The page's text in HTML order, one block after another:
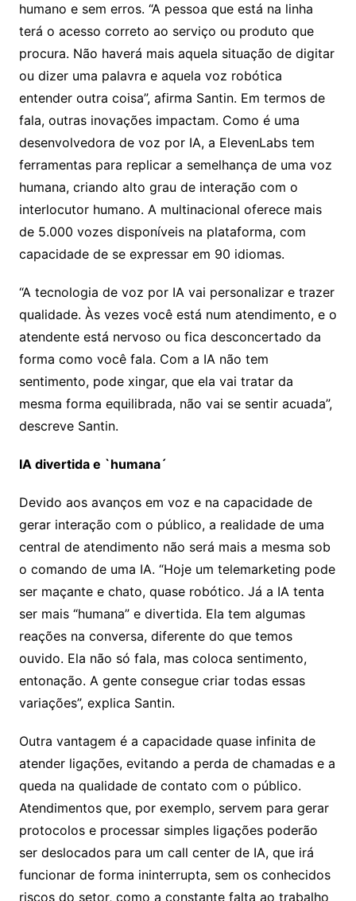
humano e sem erros. “A pessoa que está na linha
terá o acesso correto ao serviço ou produto que
procura. Não haverá mais aquela situação de digitar
ou dizer uma palavra e aquela voz robótica
entender outra coisa”, afirma Santin. Em termos de
fala, outras inovações impactam. Como é uma
desenvolvedora de voz por IA, a ElevenLabs tem
ferramentas para replicar a semelhança de uma voz
humana, criando alto grau de interação com o
interlocutor humano. A multinacional oferece mais
de 5.000 vozes disponíveis na plataforma, com
capacidade de se expressar em 90 idiomas.
“A tecnologia de voz por IA vai personalizar e trazer
qualidade. Às vezes você está num atendimento, e o
atendente está nervoso ou fica desconcertado da
forma como você fala. Com a IA não tem
sentimento, pode xingar, que ela vai tratar da
mesma forma equilibrada, não vai se sentir acuada”,
descreve Santin.
IA divertida e `humana´
Devido aos avanços em voz e na capacidade de
gerar interação com o público, a realidade de uma
central de atendimento não será mais a mesma sob
o comando de uma IA. “Hoje um telemarketing pode
ser maçante e chato, quase robótico. Já a IA tenta
ser mais “humana” e divertida. Ela tem algumas
reações na conversa, diferente do que temos
ouvido. Ela não só fala, mas coloca sentimento,
entonação. A gente consegue criar todas essas
variações”, explica Santin.
Outra vantagem é a capacidade quase infinita de
atender ligações, evitando a perda de chamadas e a
queda na qualidade de contato com o público.
Atendimentos que, por exemplo, servem para gerar
protocolos e processar simples ligações poderão
ser deslocados para um call center de IA, que irá
funcionar de forma ininterrupta, sem os conhecidos
riscos do setor, como a constante falta ao trabalho